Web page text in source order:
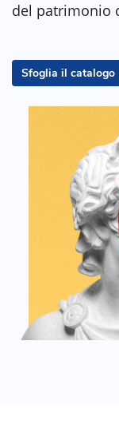
del patrimonio
Sfoglia il catalogo